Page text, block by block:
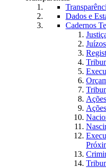
Dados e
Cadernos